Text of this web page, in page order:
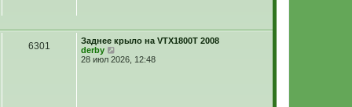
с
о
б
п
о
л
6301
Заднее крыло на VTX1800T 2008
derby
е
28 июл 2026, 12:48